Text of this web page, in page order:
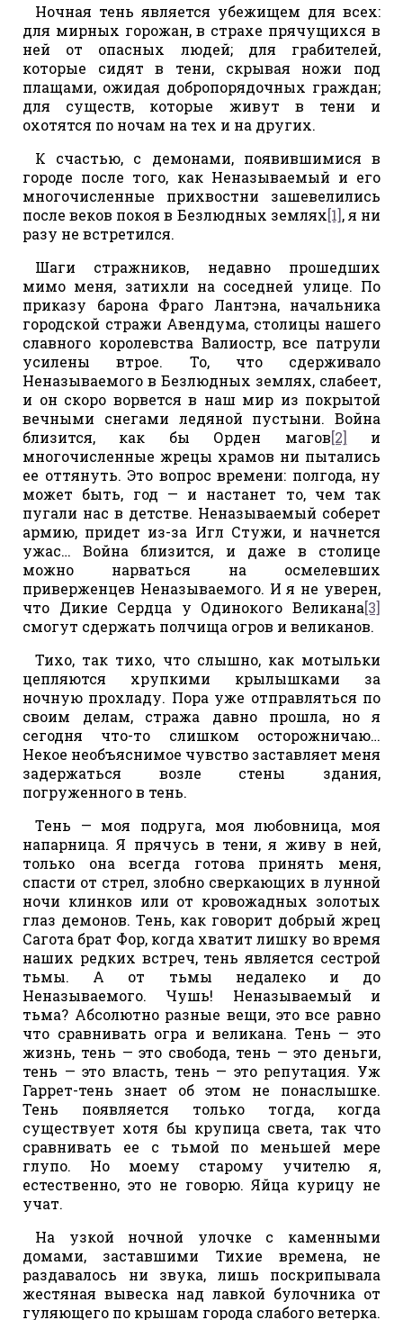
Ночная тень является убежищем для всех:
для мирных горожан, в страхе прячущихся в
ней от опасных людей; для грабителей,
которые сидят в тени, скрывая ножи под
плащами, ожидая добропорядочных граждан;
для существ, которые живут в тени и
охотятся по ночам на тех и на других.
К счастью, с демонами, появившимися в
городе после того, как Неназываемый и его
многочисленные прихвостни зашевелились
после веков покоя в Безлюдных землях[1], я ни
разу не встретился.
Шаги стражников, недавно прошедших
мимо меня, затихли на соседней улице. По
приказу барона Фраго Лантэна, начальника
городской стражи Авендума, столицы нашего
славного королевства Валиостр, все патрули
усилены втрое. То, что сдерживало
Неназываемого в Безлюдных землях, слабеет,
и он скоро ворвется в наш мир из покрытой
вечными снегами ледяной пустыни. Война
близится, как бы Орден магов[2] и
многочисленные жрецы храмов ни пытались
ее оттянуть. Это вопрос времени: полгода, ну
может быть, год — и настанет то, чем так
пугали нас в детстве. Неназываемый соберет
армию, придет из-за Игл Стужи, и начнется
ужас… Война близится, и даже в столице
можно нарваться на осмелевших
приверженцев Неназываемого. И я не уверен,
что Дикие Сердца у Одинокого Великана[3]
смогут сдержать полчища огров и великанов.
Тихо, так тихо, что слышно, как мотыльки
цепляются хрупкими крылышками за
ночную прохладу. Пора уже отправляться по
своим делам, стража давно прошла, но я
сегодня что-то слишком осторожничаю…
Некое необъяснимое чувство заставляет меня
задержаться возле стены здания,
погруженного в тень.
Тень — моя подруга, моя любовница, моя
напарница. Я прячусь в тени, я живу в ней,
только она всегда готова принять меня,
спасти от стрел, злобно сверкающих в лунной
ночи клинков или от кровожадных золотых
глаз демонов. Тень, как говорит добрый жрец
Сагота брат Фор, когда хватит лишку во время
наших редких встреч, тень является сестрой
тьмы. А от тьмы недалеко и до
Неназываемого. Чушь! Неназываемый и
тьма? Абсолютно разные вещи, это все равно
что сравнивать огра и великана. Тень — это
жизнь, тень — это свобода, тень — это деньги,
тень — это власть, тень — это репутация. Уж
Гаррет-тень знает об этом не понаслышке.
Тень появляется только тогда, когда
существует хотя бы крупица света, так что
сравнивать ее с тьмой по меньшей мере
глупо. Но моему старому учителю я,
естественно, это не говорю. Яйца курицу не
учат.
На узкой ночной улочке с каменными
домами, заставшими Тихие времена, не
раздавалось ни звука, лишь поскрипывала
жестяная вывеска над лавкой булочника от
гуляющего по крышам города слабого ветерка.